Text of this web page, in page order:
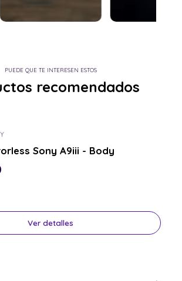
PUEDE QUE TE INTERESEN ESTOS
recomendados
Sony A9iii - Body
Ver detalles